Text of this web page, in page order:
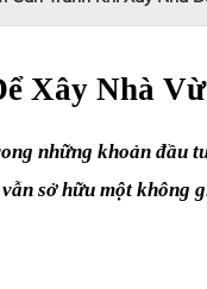
Xây Nhà
những khoản đầu
sở hữu một không